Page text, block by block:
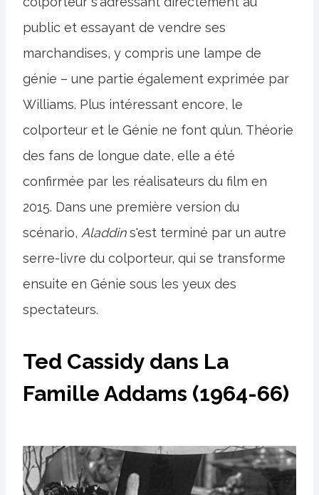
public et essayant de vendre ses
marchandises, y compris une lampe de
génie – une partie également exprimée par
Williams. Plus intéressant encore, le
colporteur et le Génie ne font qu’un. Théorie
des fans de longue date, elle a été
confirmée par les réalisateurs du film en
2015. Dans une première version du
scénario, Aladdins'est terminé par un autre
serre-livre du colporteur, qui se transforme
ensuite en Génie sous les yeux des
spectateurs.
Ted Cassidy dans La
Famille Addams (1964-66)